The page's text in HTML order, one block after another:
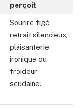
perçoit
Sourire figé,
retrait silencieux,
plaisanterie
ironique ou
froideur
soudaine.